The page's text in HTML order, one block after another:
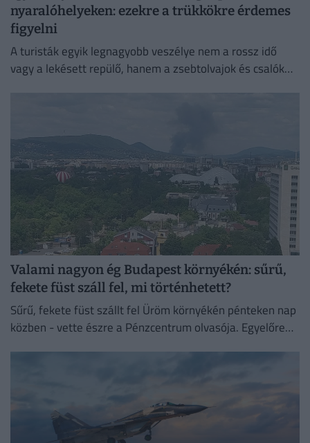
nyaralóhelyeken: ezekre a trükkökre érdemes
figyelni
A turisták egyik legnagyobb veszélye nem a rossz idő
vagy a lekésett repülő, hanem a zsebtolvajok és csalók
Valami nagyon ég Budapest környékén: sűrű,
fekete füst száll fel, mi történhetett?
Sűrű, fekete füst szállt fel Üröm környékén pénteken nap
közben - vette észre a Pénzcentrum olvasója. Egyelőre